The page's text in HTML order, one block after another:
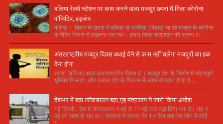
बलिया रेलवे स्टेशन पर काम करने वाला मजदूर छपरा में मिला कोरोना
पॉजिटिव, हड़कंप
बलिया। बिहार के छपरा में बलिया से अररिया (बिहार) जा रहे मजदूर के कोरोना
पाजेटिव मिलने से हड़कम्प मच गया। छपरा जिला प्रशासन की सूचना प...
अंतरराष्ट्रीय मजदूर दिवस बधाई देने से काम नहीं चलेगा मजदूरों का हक
देना होगा
रसड़ा (बलिया) आज अंतरराष्ट्रीय दिवस है । मजदूर देश के निर्माण में महत्वपूर्ण
भूमिका निभाता ,और उसका देश के विकास में अहम योगदान होता है ,...
देशभर में बढ़ा लॉकडाउन बढ़ा,गृह मंत्रालय ने जारी किया आदेश
नई दिल्ली. देश में लॉकडाउन 4 मई से 17 मई तक बढ़ा दिया गया है। यह 3
मई को खत्म हो रहा था। सरकार ने बताया कि 14 दिन तक रेड जोन में कोई